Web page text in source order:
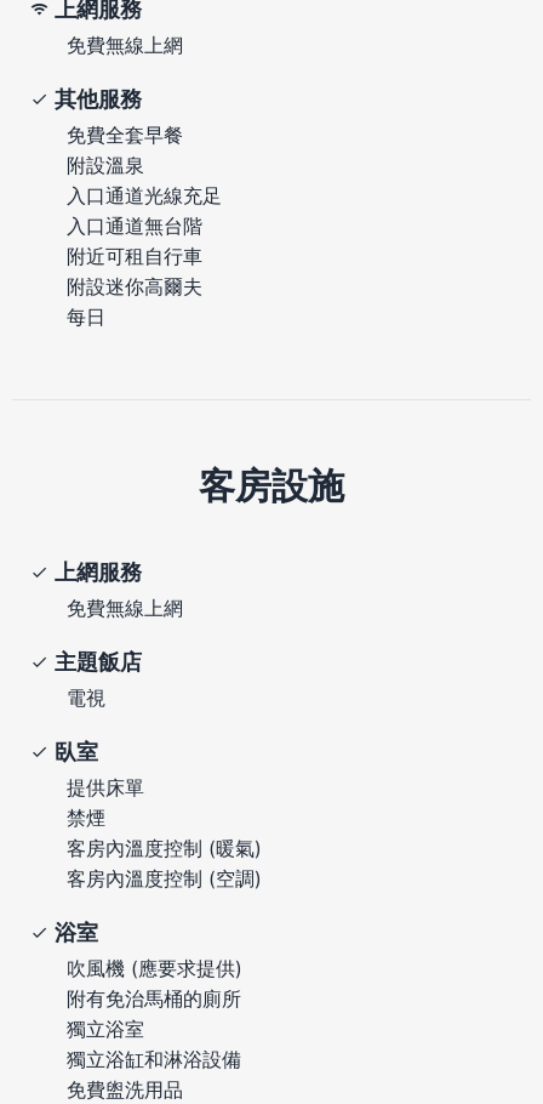
上網服務
免費無線上網
其他服務
免費全套早餐
附設溫泉
入口通道光線充足
入口通道無台階
附近可租自行車
附設迷你高爾夫
每日
客房設施
上網服務
免費無線上網
主題飯店
電視
臥室
提供床單
禁煙
客房內溫度控制 (暖氣)
客房內溫度控制 (空調)
浴室
吹風機 (應要求提供)
附有免治馬桶的廁所
獨立浴室
獨立浴缸和淋浴設備
免費盥洗用品